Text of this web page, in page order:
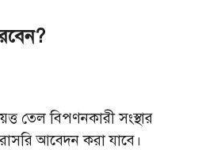
তেল বিপণনকারী সংস্থার
আবেদন করা যাবে।